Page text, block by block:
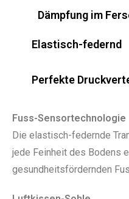
Dämpfung im
Elastisch-federnd
Perfekte
Fuss-Sensortechnologie
Die elastisch-federnde
jede Feinheit des Bodens
gesundheitsfördernden